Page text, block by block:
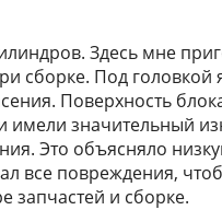
Здесь мне
сборке. Под головкой
Поверхность
имели значительный
Это объясняло
все повреждения,
запчастей и сборке.